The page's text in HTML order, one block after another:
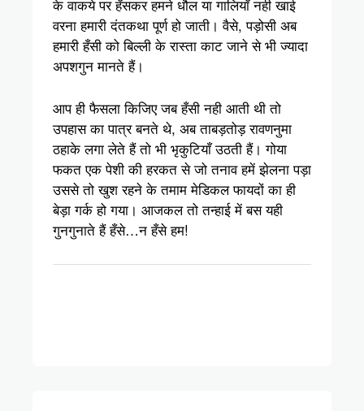
के वाकये पर हँसकर हमने धौल या गालियाँ नही खाई
वरना हमारी दंतकथा पूर्ण हो जाती। वैसे, पड़ोसी अब
हमारी हँसी को बिल्ली के रास्ता काट जाने से भी ज्यादा
अपशगुन मानते हैं।
आप ही फैसला किजिए जब हँसी नही आती थी तो
उपहास का पात्र बनते थे, अब ताबड़तोड़ रावणनुमा
ठहाके लगा लेते हैं तो भी भृकुटियाँ उठती हैं। गोया
फकत एक पेशी की हरकत से जो तनाव हमें झेलना पड़ा
उससे तो खुश रहने के तमाम मेडिकल फायदों का ही
बेड़ा गर्क हो गया। आजकल तो तन्हाई में बस यही
गुनगुनाते हैं हँसे…न हँसे हम!